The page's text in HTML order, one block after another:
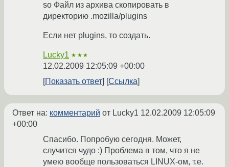
so Файл из архива скопировать в
директорию .mozilla/plugins
Если нет plugins, то создать.
Lucky1 ★★★
12.02.2009 12:05:09 +00:00
Показать ответ
Ссылка
Ответ на: комментарий от Lucky1 12.02.2009 12:05:09
+00:00
Спасибо. Попробую сегодня. Может,
случится чудо :) Проблема в том, что я не
умею вообще пользоваться LINUX-ом, т.е.